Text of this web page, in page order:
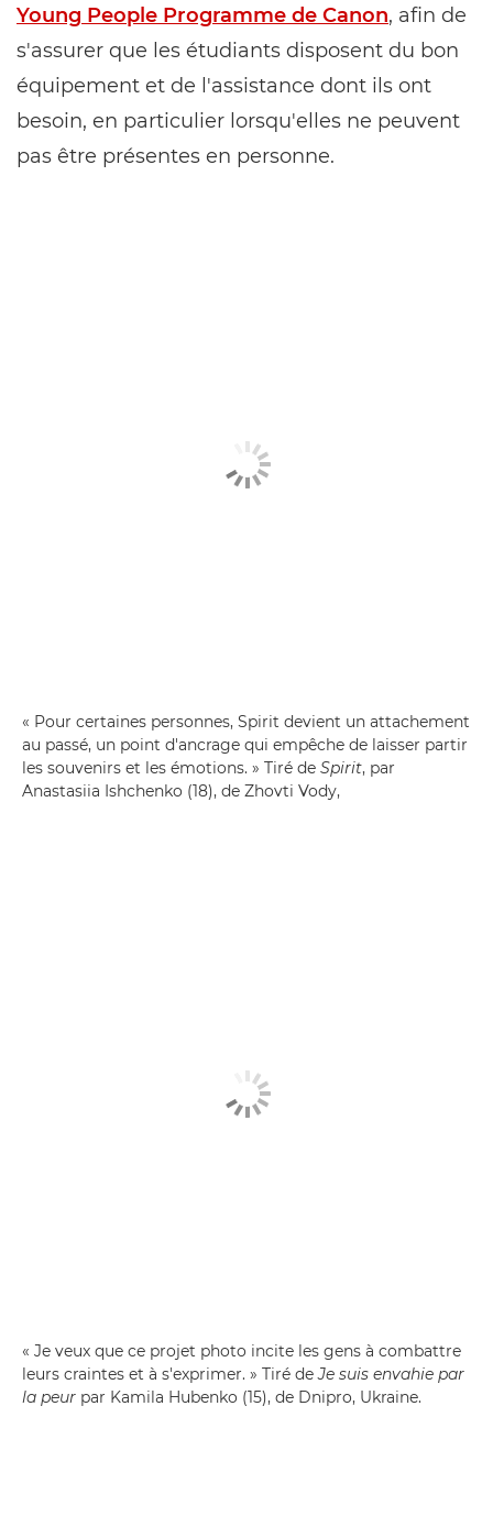
Young People Programme de Canon, afin de
s'assurer que les étudiants disposent du bon
équipement et de l'assistance dont ils ont
besoin, en particulier lorsqu'elles ne peuvent
pas être présentes en personne.
« Pour certaines personnes, Spirit devient un attachement
au passé, un point d'ancrage qui empêche de laisser partir
les souvenirs et les émotions. » Tiré de Spirit, par
Anastasiia Ishchenko (18), de Zhovti Vody,
« Je veux que ce projet photo incite les gens à combattre
leurs craintes et à s'exprimer. » Tiré deJe suis envahie par
la peur par Kamila Hubenko (15), de Dnipro, Ukraine.